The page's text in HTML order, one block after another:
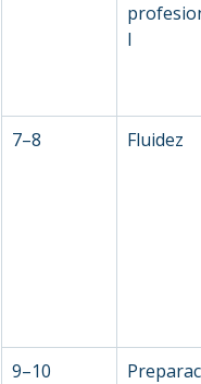
l
7–8
Fluidez
9–10